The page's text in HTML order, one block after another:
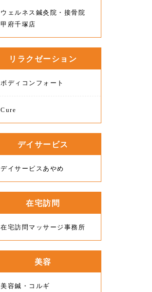
ウェルネス鍼灸院・接骨院
甲府千塚店
リラクゼーション
ボディコンフォート
Cure
デイサービス
デイサービスあやめ
在宅訪問
在宅訪問マッサージ事務所
美容
美容鍼・コルギ